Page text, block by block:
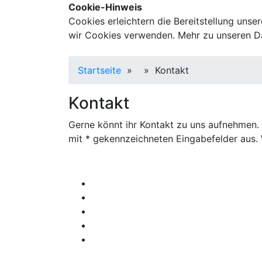
Cookie-Hinweis
Cookies erleichtern die Bereitstellung
wir Cookies verwenden. Mehr zu unseren
Startseite » » Kontakt
Kontakt
Gerne könnt ihr Kontakt zu uns
mit * gekennzeichneten Eingabefelder aus.